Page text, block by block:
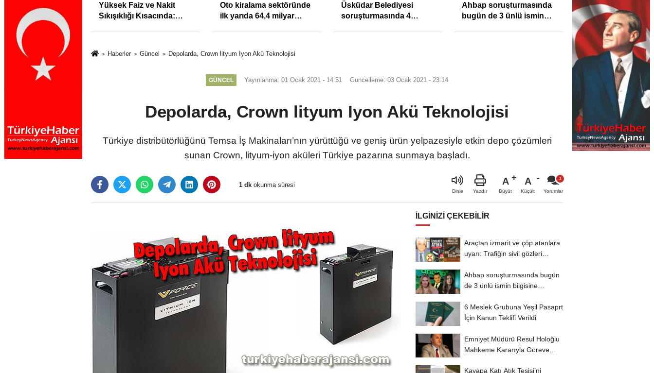
%31,75;
%50,49 olarak
Yüksek Faiz ve Nakit
Sıkışıklığı Kısacında:
Oto kiralama sektöründe
ilk yarıda 64,4 milyar
Üsküdar Belediyesi
soruşturmasında 4
Ahbap soruşturmasında
bugün de 3 ünlü ismin
Haberler Güncel Depolarda, Crown lityum Iyon Akü Teknolojisi
GÜNCEL Yayınlanma: 01 Ocak 2021 - 14:51 Güncelleme: 03 Ocak 2021 - 23:14
Depolarda, Crown lityum Iyon Akü Teknolojisi
Türkiye distribütörlüğünü Temsa İş Makinaları’nın yürüttüğü ve geniş ürün yelpazesiyle etkin depo çözümleri
sunan Crown, lityum-iyon aküleri Türkiye pazarına sunmaya başladı.
1 dk okunma süresi
Dinle Yazdır
A
Büyüt
A
Küçült Yorumlar
İLGINIZI ÇEKEBILIR
Araçtan izmarit ve çöp atanlara
uyarı: Trafiğin sivil gözleri
Ahbap soruşturmasında bugün
de 3 ünlü ismin bilgisine
6 Meslek Grubuna Yeşil Pasaprt
İçin Kanun Teklifi Verildi
Emniyet Müdürü Resul Holoğlu
Mahkeme Kararıyla Göreve
Kayapa Katı Atık Tesisi’ni